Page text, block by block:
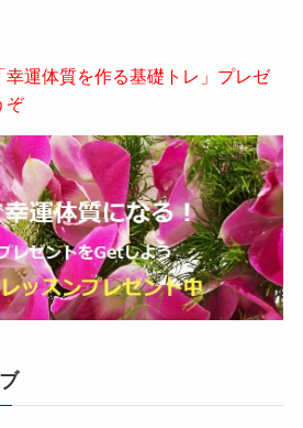
運体質を作る基礎トレ」プレゼ
ぞ